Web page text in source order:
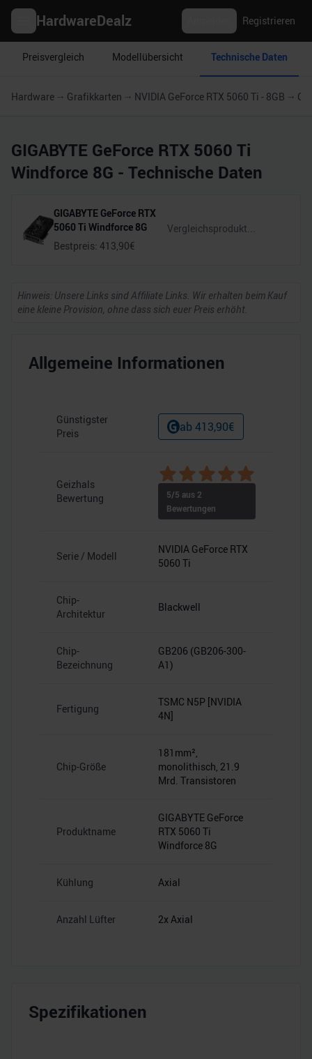
HardwareDealz Registrieren
Preisvergleich Modellübersicht Technische Daten
Hardware Grafikkarten NVIDIA GeForce RTX 5060 Ti - 8GB
GIGABYTE GeForce RTX 5060 Ti
Windforce 8G - Technische Daten
GIGABYTE GeForce RTX
5060 Ti Windforce 8G
Bestpreis: 413,90€
Hinweis: Unsere Links sind Affiliate Links. Wir erhalten beim Kauf
eine kleine Provision, ohne dass sich euer Preis erhöht.
Allgemeine Informationen
Günstigster
Preis
ab 413,90€
Geizhals
Bewertung
5/5 aus 2
Bewertungen
Serie / Modell
NVIDIA GeForce RTX
5060 Ti
Chip-
Architektur
Blackwell
Chip-
Bezeichnung
GB206 (GB206-300-
A1)
Fertigung
TSMC N5P [NVIDIA
4N]
Chip-Größe
181mm²,
monolithisch, 21.9
Mrd. Transistoren
Produktname
GIGABYTE GeForce
RTX 5060 Ti
Windforce 8G
Kühlung Axial
Anzahl Lüfter 2x Axial
Spezifikationen